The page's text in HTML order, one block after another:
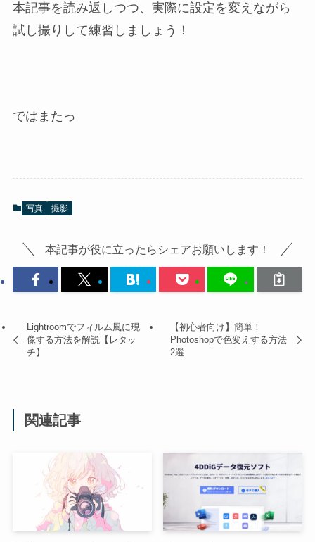
本記事を読み返しつつ、実際に設定を変えながら
試し撮りして練習しましょう！
ではまたっ
写真 撮影
本記事が役に立ったらシェアお願いします！
Lightroomでフィルム風に現
像する方法を解説【レタッ
チ】
【初心者向け】簡単！
Photoshopで色変えする方法
2選
関連記事